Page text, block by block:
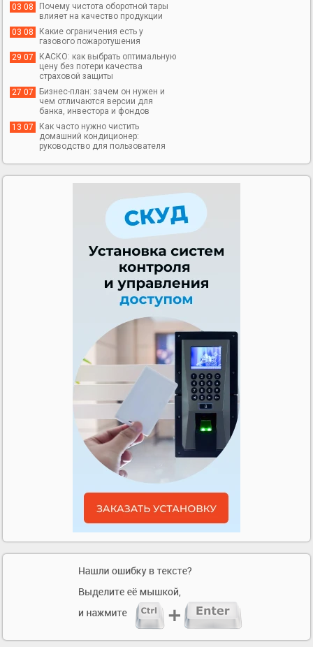
03 08
Почему чистота оборотной тары
влияет на качество продукции
03 08
Какие ограничения есть у
газового пожаротушения
29 07
КАСКО: как выбрать оптимальную
цену без потери качества
страховой защиты
27 07
Бизнес-план: зачем он нужен и
чем отличаются версии для
банка, инвестора и фондов
13 07
Как часто нужно чистить
домашний кондиционер:
руководство для пользователя